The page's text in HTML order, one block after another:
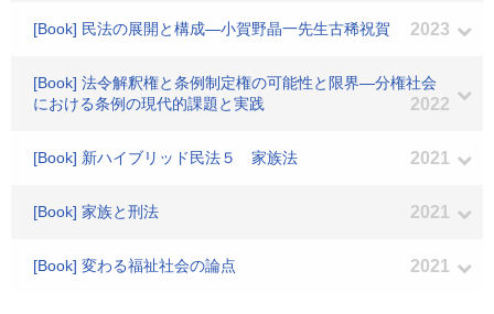
[Book] 民法の展開と構成―小賀野晶一先生古稀祝賀 2023
[Book] 法令解釈権と条例制定権の可能性と限界―分権社会
における条例の現代的課題と実践
2022
[Book] 新ハイブリッド民法５ 家族法 2021
[Book] 家族と刑法 2021
[Book] 変わる福祉社会の論点 2021